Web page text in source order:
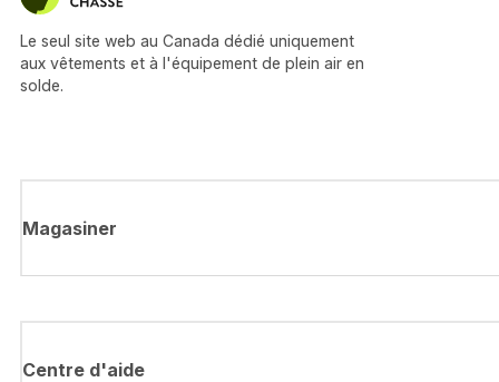
Le seul site web au Canada dédié uniquement
aux vêtements et à l'équipement de plein air en
solde.
Magasiner
Centre d'aide